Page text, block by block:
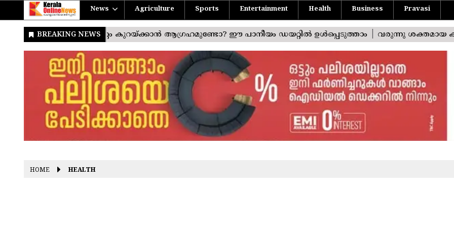
News Agriculture Sports Entertainment Health Business Pravasi
HOME HEALTH